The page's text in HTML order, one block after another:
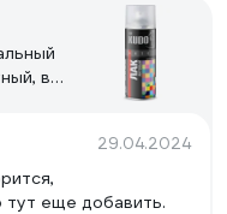
в
29.04.2024
еще добавить.